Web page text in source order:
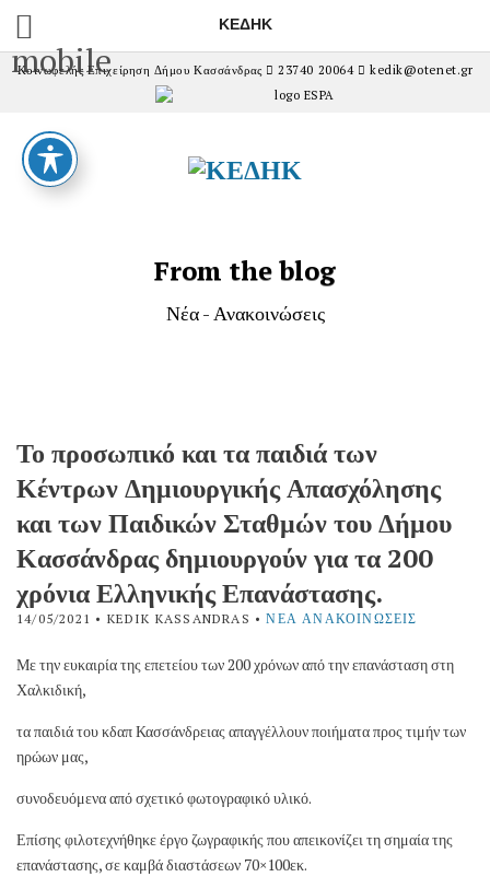
mobile
ΚΕΔΗΚ
Κοινωφελής Επιχείρηση Δήμου Κασσάνδρας 23740 20064 kedik@otenet.gr
From the blog
Νέα - Ανακοινώσεις
Το προσωπικό και τα παιδιά των
Κέντρων Δημιουργικής Απασχόλησης
και των Παιδικών Σταθμών του Δήμου
Κασσάνδρας δημιουργούν για τα 200
χρόνια Ελληνικής Επανάστασης.
14/05/2021 • KEDIK KASSANDRAS •ΝΈΑ ΑΝΑΚΟΙΝΏΣΕΙΣ
Με την ευκαιρία της επετείου των 200 χρόνων από την επανάσταση στη
Χαλκιδική,
τα παιδιά του κδαπ Κασσάνδρειας απαγγέλλουν ποιήματα προς τιμήν των
ηρώων μας,
συνοδευόμενα από σχετικό φωτογραφικό υλικό.
Επίσης φιλοτεχνήθηκε έργο ζωγραφικής που απεικονίζει τη σημαία της
επανάστασης, σε καμβά διαστάσεων 70×100εκ.